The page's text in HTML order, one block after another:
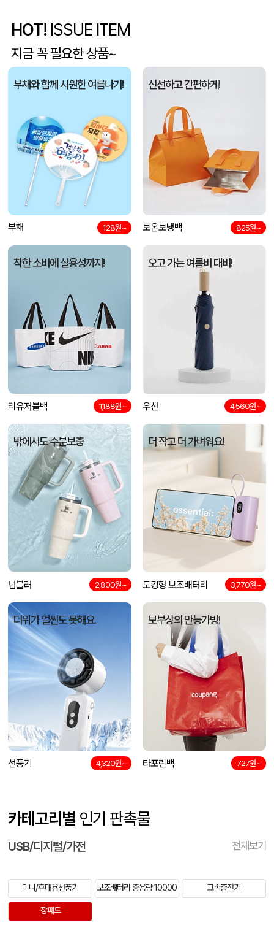
유OO
이OO 사각니들펜(0.7) 08-07
전OO [26년 설]CJ 스마트초이스 L호
김OO 접이식 장바구니 포켓가방 3종 1P 08-07
담OO 08-07
노OO 08-07
노OO 원형 팬시 (2컬러) 부채 (150∅~190∅) 08-07
HOT! ISSUE ITEM
지금 꼭 필요한 상품~
부채와 함께 시원한 여름나기!
부채 128원~
신선하고 간편하게!
보온보냉백 825원~
착한 소비에 실용성까지!
리유저블백 1,188원~
오고 가는 여름비 대비!
우산 4,560원~
밖에서도 수분보충
텀블러 2,800원~
더 작고 더 가벼워요!
도킹형 보조배터리 3,770원~
더위가 얼씬도 못해요.
선풍기 4,320원~
보부상의 만능가방!
타포린백 727원~
카테고리별 인기 판촉물
USB/디지털/가전 전체보기
미니/휴대용선풍기 보조배터리 중용량 10000 고속충전기
장패드